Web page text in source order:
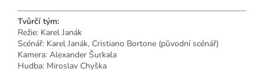
Tvůrčí tým:
Režie: Karel Janák
Scénář: Karel Janák, Cristiano Bortone (původní scénář)
Kamera: Alexander Šurkala
Hudba: Miroslav Chyška